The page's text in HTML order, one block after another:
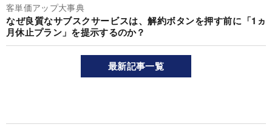
客単価アップ大事典
なぜ良質なサブスクサービスは、解約ボタンを押す前に「1ヵ
月休止プラン」を提示するのか？
最新記事一覧